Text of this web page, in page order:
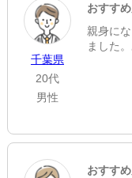
千葉県
20代
男性
おすす
親身に
ました
おすす